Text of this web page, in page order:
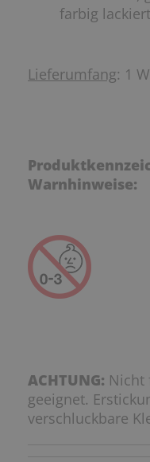
farbig lackiert
Lieferumfang: 1
Warnhinweise:
ACHTUNG: Nicht
geeignet.
verschluckbare